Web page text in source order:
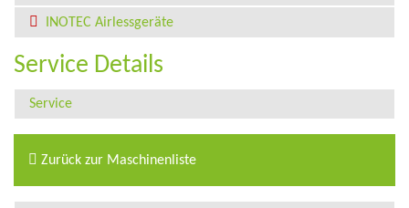
INOTEC Airlessgeräte
Service Details
Service
Zurück zur Maschinenliste